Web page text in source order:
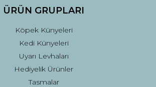
ÜRÜN GRUPLARI
Köpek Künyeleri
Kedi Künyeleri
Uyarı Levhaları
Hediyelik Ürünler
Tasmalar